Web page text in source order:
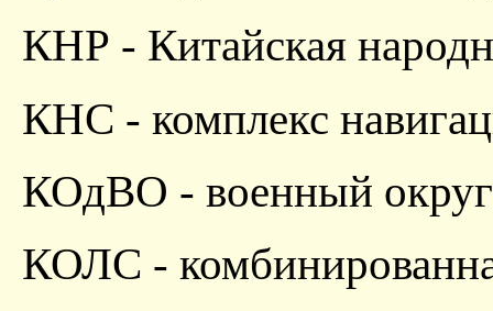
КНР - Китайская
КНС - комплекс
КОдВО - военный округ
КОЛС -